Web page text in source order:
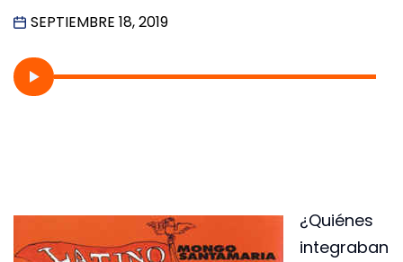
SEPTIEMBRE 18, 2019
¿Quiénes
integraban